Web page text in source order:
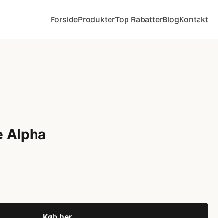
ForsideProdukterTop RabatterBlogKontakt
Alpha